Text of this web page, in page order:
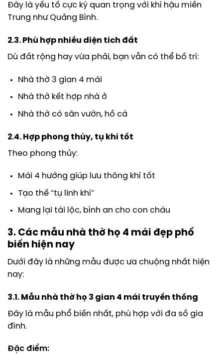
Đây là yếu tố cực kỳ quan trọng với khí hậu miền
Trung như Quảng Bình.
2.3. Phù hợp nhiều diện tích đất
Dù đất rộng hay vừa phải, bạn vẫn có thể bố trí:
Nhà thờ 3 gian 4 mái
Nhà thờ kết hợp nhà ở
Nhà thờ có sân vườn, hồ cá
2.4. Hợp phong thủy, tụ khí tốt
Theo phong thủy:
Mái 4 hướng giúp lưu thông khí tốt
Tạo thế “tụ linh khí”
Mang lại tài lộc, bình an cho con cháu
3. Các mẫu nhà thờ họ 4 mái đẹp phổ
biến hiện nay
Dưới đây là những mẫu được ưa chuộng nhất hiện
nay:
3.1. Mẫu nhà thờ họ 3 gian 4 mái truyền thống
Đây là mẫu phổ biến nhất, phù hợp với đa số gia
đình.
Đặc điểm: